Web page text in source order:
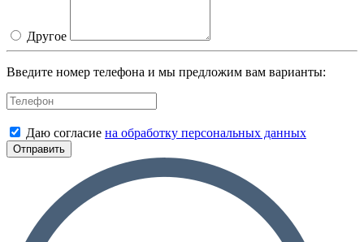
Другое
Введите номер телефона и мы предложим вам варианты:
Даю согласие на обработку персональных данных
Отправить